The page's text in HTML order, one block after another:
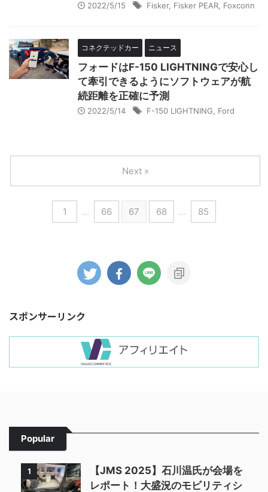
2022/5/15 Fisker, Fisker PEAR Foxconn
コネクテッドカー ニュース
フォードはF-150 LIGHTNINGで安心し
て牽引できるようにソフトウェアが航
続距離を正確に予測
2022/5/14 F-150 LIGHTNING Ford
1 … 66 67 68 … 85
Next »
スポンサーリンク
Popular
1
【JMS 2025】石川温氏が会場を
レポート！大盛況のモビリティシ